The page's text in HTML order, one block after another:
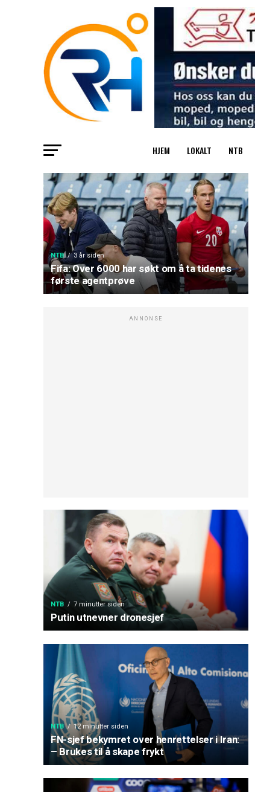
HJEM LOKALT NTB
NTB 3 år siden
Fifa: Over 6000 har søkt om å ta tidenes
første agentprøve
ANNONSE
NTB 7 minutter siden
Putin utnevner dronesjef
NTB 12 minutter siden
FN-sjef bekymret over henrettelser i Iran:
– Brukes til å skape frykt